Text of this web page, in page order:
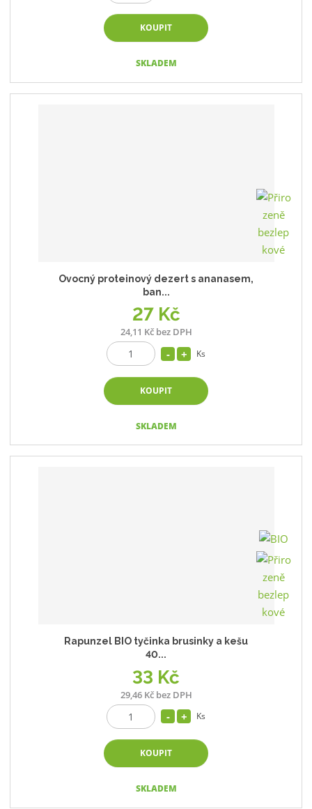
KOUPIT
SKLADEM
Ovocný proteinový dezert s ananasem,
ban...
27 Kč
24,11 Kč bez DPH
Ks
KOUPIT
SKLADEM
Rapunzel BIO tyčinka brusinky a kešu
40...
33 Kč
29,46 Kč bez DPH
Ks
KOUPIT
SKLADEM